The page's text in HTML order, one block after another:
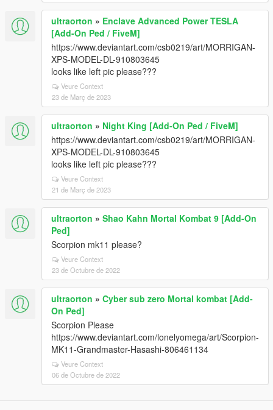
ultraorton » Enclave Advanced Power TESLA
[Add-On Ped / FiveM]
https://www.deviantart.com/csb0219/art/MORRIGAN-
XPS-MODEL-DL-910803645
looks like left pic please???
Veure Context
23 de Març de 2023
ultraorton » Night King [Add-On Ped / FiveM]
https://www.deviantart.com/csb0219/art/MORRIGAN-
XPS-MODEL-DL-910803645
looks like left pic please???
Veure Context
21 de Març de 2023
ultraorton » Shao Kahn Mortal Kombat 9 [Add-On
Ped]
Scorpion mk11 please?
Veure Context
23 de Octubre de 2022
ultraorton » Cyber sub zero Mortal kombat [Add-
On Ped]
Scorpion Please
https://www.deviantart.com/lonelyomega/art/Scorpion-
MK11-Grandmaster-Hasashi-806461134
Veure Context
06 de Octubre de 2022